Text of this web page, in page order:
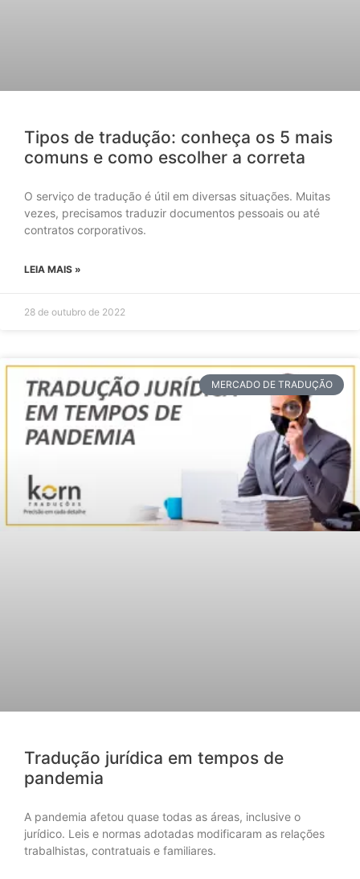
Tipos de tradução: conheça os 5 mais
comuns e como escolher a correta
O serviço de tradução é útil em diversas situações. Muitas
vezes, precisamos traduzir documentos pessoais ou até
contratos corporativos.
LEIA MAIS »
28 de outubro de 2022
MERCADO DE TRADUÇÃO
Tradução jurídica em tempos de
pandemia
A pandemia afetou quase todas as áreas, inclusive o
jurídico. Leis e normas adotadas modificaram as relações
trabalhistas, contratuais e familiares.